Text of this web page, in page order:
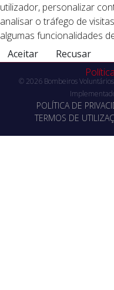
© 2026 Bombeiros
POLÍTICA DE
TERMOS DE
utilizador, personalizar
analisar o tráfego de
algumas funcionalidades
Aceitar
Recusar